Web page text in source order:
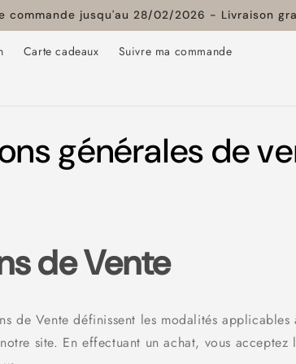
commande jusqu'au 28/02/2026 - Livraison
Carte cadeaux Suivre ma commande
générales de
de Vente
de Vente définissent les modalités applicables
site. En effectuant un achat, vous acceptez